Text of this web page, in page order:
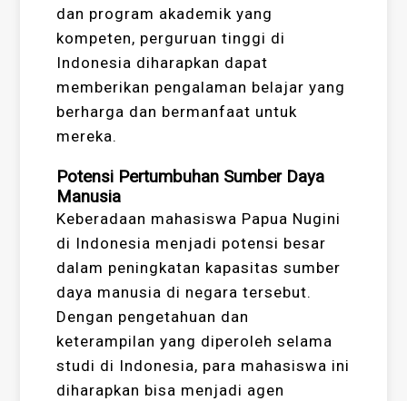
dan program akademik yang
kompeten, perguruan tinggi di
Indonesia diharapkan dapat
memberikan pengalaman belajar yang
berharga dan bermanfaat untuk
mereka.
Potensi Pertumbuhan Sumber Daya
Manusia
Keberadaan mahasiswa Papua Nugini
di Indonesia menjadi potensi besar
dalam peningkatan kapasitas sumber
daya manusia di negara tersebut.
Dengan pengetahuan dan
keterampilan yang diperoleh selama
studi di Indonesia, para mahasiswa ini
diharapkan bisa menjadi agen